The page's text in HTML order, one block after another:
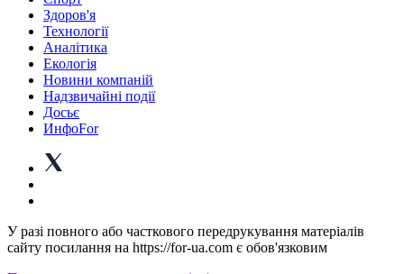
Здоров'я
Технології
Аналітика
Екологія
Новини компаній
Надзвичайні події
Досьє
ИнфоFor
У разі повного або часткового передрукування матеріалів
сайту посилання на https://for-ua.com є обов'язковим